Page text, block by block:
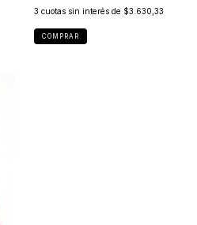
3 cuotas sin interés de $3.630,33
COMPRAR